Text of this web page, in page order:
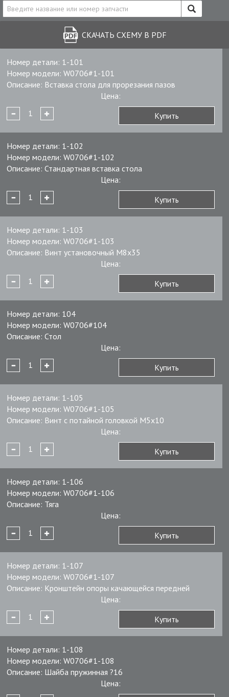
СКАЧАТЬ СХЕМУ В PDF
Номер детали: 1-101
Номер модели: W0706#1-101
Описание: Вставка стола для прорезания пазов
Цена:
Купить
Номер детали: 1-102
Номер модели: W0706#1-102
Описание: Стандартная вставка стола
Цена:
Купить
Номер детали: 1-103
Номер модели: W0706#1-103
Описание: Винт установочный М8х35
Цена:
Купить
Номер детали: 104
Номер модели: W0706#104
Описание: Стол
Цена:
Купить
Номер детали: 1-105
Номер модели: W0706#1-105
Описание: Винт с потайной головкой М5х10
Цена:
Купить
Номер детали: 1-106
Номер модели: W0706#1-106
Описание: Тяга
Цена:
Купить
Номер детали: 1-107
Номер модели: W0706#1-107
Описание: Кронштейн опоры качающейся передней
Цена:
Купить
Номер детали: 1-108
Номер модели: W0706#1-108
Описание: Шайба пружинная ?16
Цена: